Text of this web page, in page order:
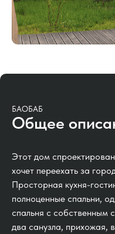
БАОБАБ
Общее
Этот дом
хочет переехать за
Просторная кухня-
полноценные спальни,
спальня с собственным
два санузла, прихожая,